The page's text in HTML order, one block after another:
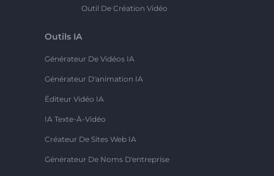
Outil De Création Vidéo
Outils IA
Générateur De Vidéos IA
Générateur D'animation IA
Éditeur Vidéo IA
IA Texte-À-Vidéo
Créateur De Sites Web IA
Générateur De Noms D'entreprise